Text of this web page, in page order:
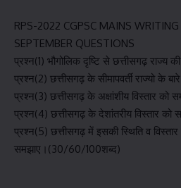
RPS-2022 CGPSC MAINS
SEPTEMBER QUESTIONS
प्रश्न(1) भौगोलिक दृष्टि से छत्तीसगढ़ राज्य
प्रश्न(2) छत्तीसगढ़ के सीमापवर्ती राज्यो के
प्रश्न(3) छत्तीसगढ़ के अक्षांशीय विस्तार
प्रश्न(4) छत्तीसगढ़ के देशांतरीय विस्तार
प्रश्न(5) छत्तीसगढ़ में इसकी स्थिति व विस्तार
समझाए।(30/60/100शब्द)